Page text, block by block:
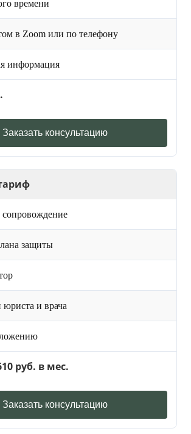
времени
в Zoom или по телефону
информация
Заказать консультацию
защиты
юриста и врача
руб. в мес.
Заказать консультацию